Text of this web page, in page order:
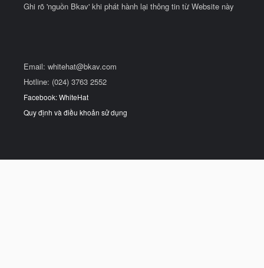
Ghi rõ 'nguồn Bkav' khi phát hành lại thông tin từ Website này
Email: whitehat@bkav.com
Hotline: (024) 3763 2552
Facebook: WhiteHat
Quy định và điều khoản sử dụng